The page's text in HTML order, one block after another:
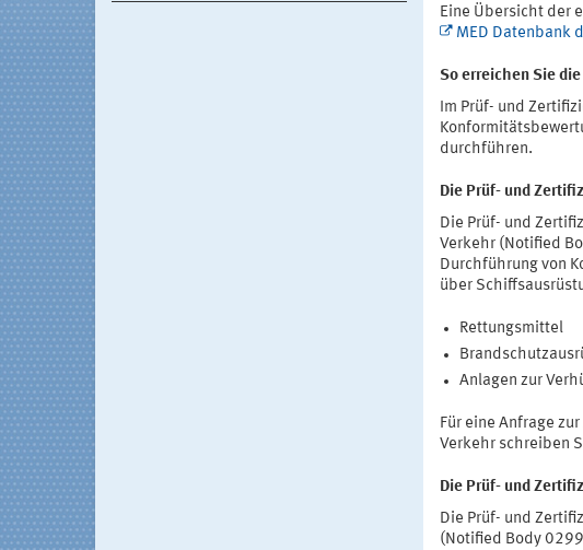
Eine Übersicht der
MED Datenbank
So erreichen Sie
Im Prüf- und
durchführen.
Die Prüf- und
Die Prüf- und
Verkehr (Notified
Durchführung von
über
Rettungsmittel
Anlagen zur
Für eine Anfrage
Verkehr schreiben
Die Prüf- und
Die Prüf- und
(Notified Body